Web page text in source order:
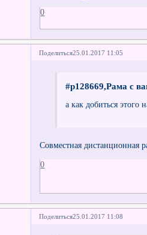
0
Поделиться25.01.2017 11:05
#p128669,Рама с
а как добиться этого
Совместная дистанционная
0
Поделиться25.01.2017 11:08